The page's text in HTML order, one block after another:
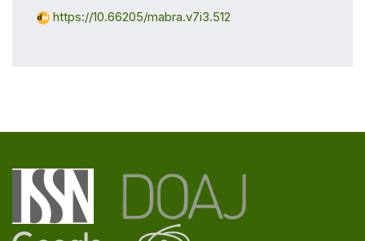
https://10.66205/mabra.v7i3.512